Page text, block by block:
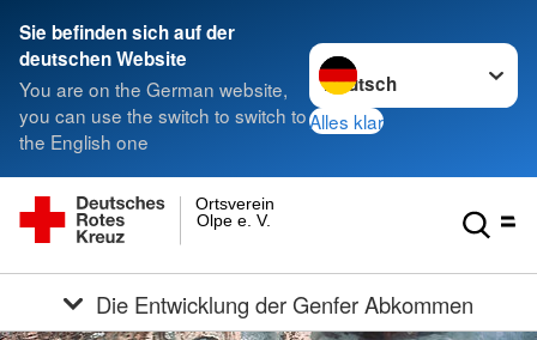
Sie befinden sich auf der
deutschen Website
You are on the German website,
you can use the switch to switch to
the English one
Sprache wechseln zu
Alles klar
Olpe e. V.
Ortsverein
Die Entwicklung der Genfer Abkommen